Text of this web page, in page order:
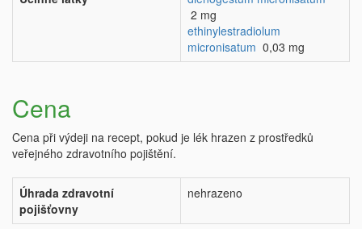
2 mg
ethinylestradiolum
micronisatum 0,03 mg
Cena
Cena při výdeji na recept, pokud je lék hrazen z prostředků
veřejného zdravotního pojištění.
Úhrada zdravotní
pojišťovny
nehrazeno